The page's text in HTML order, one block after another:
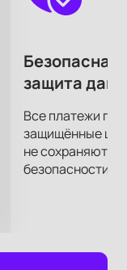
Безопасная
защита
Все платежи
защищённые
не сохраняются
безопасности.